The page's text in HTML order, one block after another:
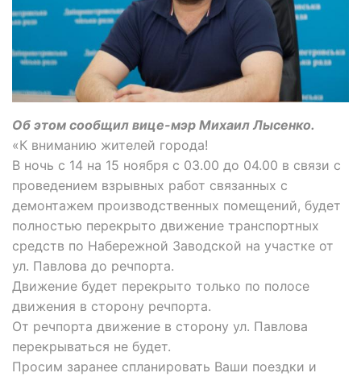
Об этом сообщил вице-мэр Михаил Лысенко.
«К вниманию жителей города!
В ночь с 14 на 15 ноября с 03.00 до 04.00 в связи с
проведением взрывных работ связанных с
демонтажем производственных помещений, будет
полностью перекрыто движение транспортных
средств по Набережной Заводской на участке от
ул. Павлова до речпорта.
Движение будет перекрыто только по полосе
движения в сторону речпорта.
От речпорта движение в сторону ул. Павлова
перекрываться не будет.
Просим заранее спланировать Ваши поездки и